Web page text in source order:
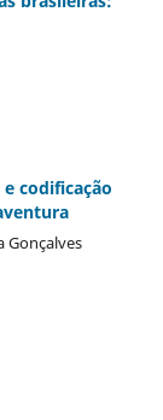
codificação
Gonçalves